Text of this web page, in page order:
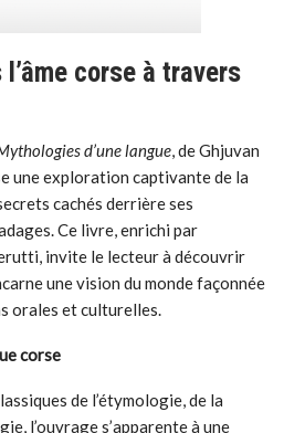
corse à travers
d’une langue, de Ghjuvan
une exploration captivante de la
cachés derrière ses
Ce livre, enrichi par
invite le lecteur à découvrir
une vision du monde façonnée
orales et culturelles.
corse
de l’étymologie, de la
l’ouvrage s’apparente à une